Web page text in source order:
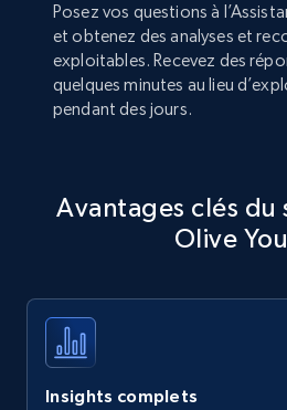
Posez vos questions à
et obtenez des analyses et
exploitables. Recevez des
quelques minutes au lieu
pendant des jours.
Avantages clés du
Olive
Insights complets